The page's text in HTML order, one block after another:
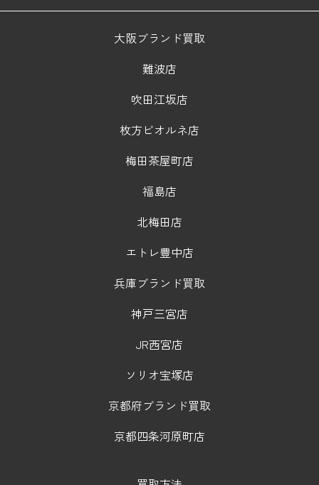
大阪ブランド買取
難波店
吹田江坂店
枚方ビオルネ店
梅田茶屋町店
福島店
北梅田店
エトレ豊中店
兵庫ブランド買取
神戸三宮店
JR西宮店
ソリオ宝塚店
京都府ブランド買取
京都四条河原町店